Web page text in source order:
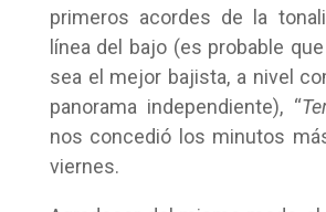
primeros acordes de la
línea del bajo (es probable
sea el mejor bajista, a nivel
panorama independiente), “
nos concedió los minutos
viernes.